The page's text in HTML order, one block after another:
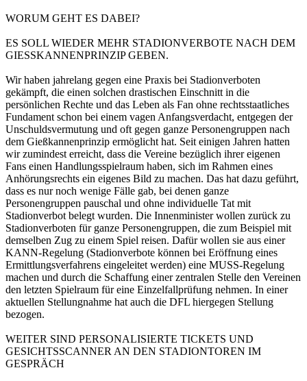
WORUM GEHT ES DABEI?
ES SOLL WIEDER MEHR STADIONVERBOTE NACH DEM
GIESSKANNENPRINZIP GEBEN.
Wir haben jahrelang gegen eine Praxis bei Stadionverboten
gekämpft, die einen solchen drastischen Einschnitt in die
persönlichen Rechte und das Leben als Fan ohne rechtsstaatliches
Fundament schon bei einem vagen Anfangsverdacht, entgegen der
Unschuldsvermutung und oft gegen ganze Personengruppen nach
dem Gießkannenprinzip ermöglicht hat. Seit einigen Jahren hatten
wir zumindest erreicht, dass die Vereine bezüglich ihrer eigenen
Fans einen Handlungsspielraum haben, sich im Rahmen eines
Anhörungsrechts ein eigenes Bild zu machen. Das hat dazu geführt,
dass es nur noch wenige Fälle gab, bei denen ganze
Personengruppen pauschal und ohne individuelle Tat mit
Stadionverbot belegt wurden. Die Innenminister wollen zurück zu
Stadionverboten für ganze Personengruppen, die zum Beispiel mit
demselben Zug zu einem Spiel reisen. Dafür wollen sie aus einer
KANN-Regelung (Stadionverbote können bei Eröffnung eines
Ermittlungsverfahrens eingeleitet werden) eine MUSS-Regelung
machen und durch die Schaffung einer zentralen Stelle den Vereinen
den letzten Spielraum für eine Einzelfallprüfung nehmen. In einer
aktuellen Stellungnahme hat auch die DFL hiergegen Stellung
bezogen.
WEITER SIND PERSONALISIERTE TICKETS UND
GESICHTSSCANNER AN DEN STADIONTOREN IM
GESPRÄCH